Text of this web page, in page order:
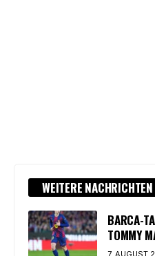
WEITERE NACHRICHTEN
BARCA-
TOMMY
7. AUGUST